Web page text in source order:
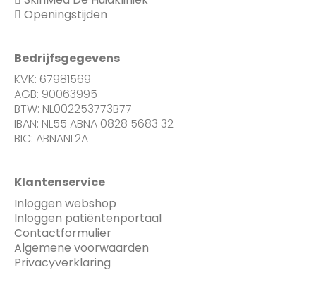
Openingstijden
Bedrijfsgegevens
KVK: 67981569
AGB: 90063995
BTW: NL002253773B77
IBAN: NL55 ABNA 0828 5683 32
BIC: ABNANL2A
Klantenservice
Inloggen webshop
Inloggen patiëntenportaal
Contactformulier
Algemene voorwaarden
Privacyverklaring